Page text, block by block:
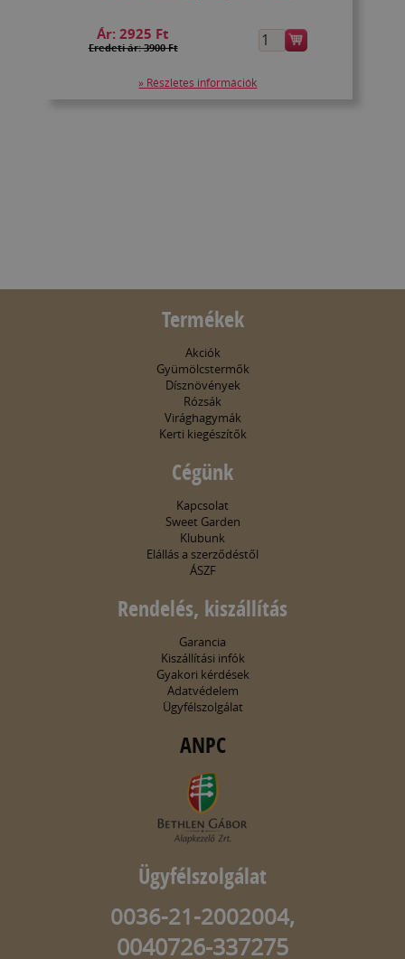
Ár:2925 Ft
Eredeti ár: 3900 Ft
» Részletes információk
Termékek
Akciók
Gyümölcstermők
Dísznövények
Rózsák
Virághagymák
Kerti kiegészítők
Cégünk
Kapcsolat
Sweet Garden
Klubunk
Elállás a szerződéstől
ÁSZF
Rendelés, kiszállítás
Garancia
Kiszállítási infók
Gyakori kérdések
Adatvédelem
Ügyfélszolgálat
ANPC
Ügyfélszolgálat
0036-21-2002004,
0040726-337275